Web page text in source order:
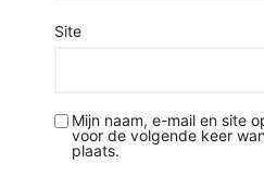
Site
Mijn naam, e-mail en site
voor de volgende keer
plaats.